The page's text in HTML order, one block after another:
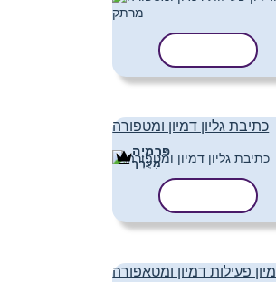
כתיבת גליון דמיון ומטפורה
פּרֶמיָה
מַעֲרָך
מיון פעילות דמיון ומטאפורה